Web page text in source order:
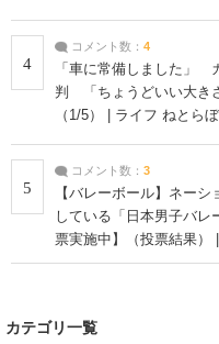
4
コメント数： 4
「車に常備しました」
判 「ちょうどいい大き
（1/5） | ライフ ねとら
5
コメント数： 3
【バレーボール】ネー
している「日本男子バレ
票実施中】（投票結果）
カテゴリ一覧